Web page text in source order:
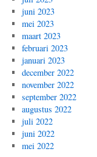
juni 2023
mei 2023
maart 2023
februari 2023
januari 2023
december 2022
november 2022
september 2022
augustus 2022
juli 2022
juni 2022
mei 2022